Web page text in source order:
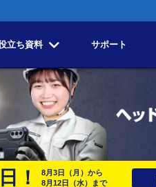
立ち資料 サポート
！ 8月3日 （月） から
8月12日
（水） まで